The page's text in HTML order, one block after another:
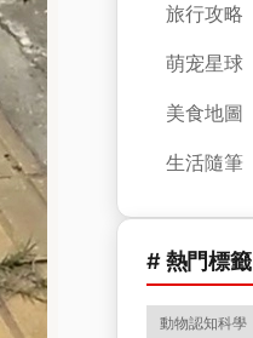
旅行攻略
萌宠星球
美食地圖
生活隨筆
# 熱門標籤
動物認知科學